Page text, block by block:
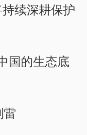
续深耕保护
国的生态底
雷